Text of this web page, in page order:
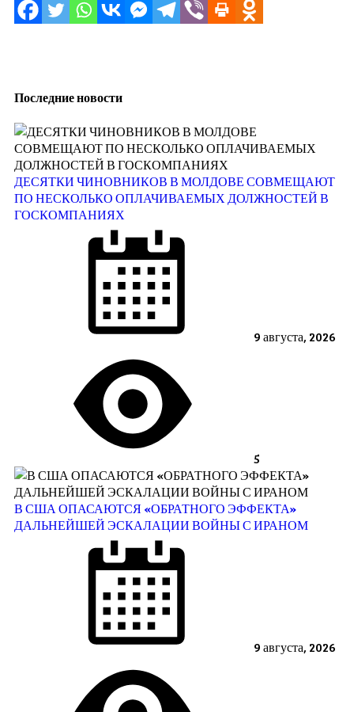
Последние новости
ДЕСЯТКИ ЧИНОВНИКОВ В МОЛДОВЕ СОВМЕЩАЮТ
ПО НЕСКОЛЬКО ОПЛАЧИВАЕМЫХ ДОЛЖНОСТЕЙ В
ГОСКОМПАНИЯХ
9 августа, 2026
5
В США ОПАСАЮТСЯ «ОБРАТНОГО ЭФФЕКТА»
ДАЛЬНЕЙШЕЙ ЭСКАЛАЦИИ ВОЙНЫ С ИРАНОМ
9 августа, 2026